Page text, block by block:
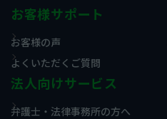
お客様サポート
お客様の声
よくいただくご質問
法人向けサービス
弁護士・法律事務所の方へ